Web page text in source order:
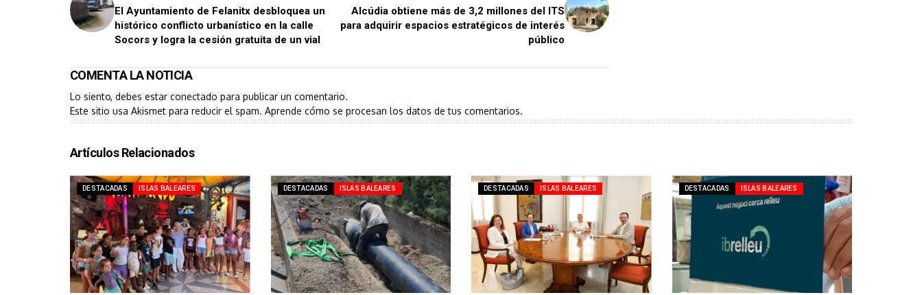
El Ayuntamiento de Felanitx desbloquea un
histórico conflicto urbanístico en la calle
Socors y logra la cesión gratuita de un vial
Alcúdia obtiene más de 3,2 millones del ITS
para adquirir espacios estratégicos de interés
público
COMENTA LA NOTICIA
Lo siento, debes estar conectado para publicar un comentario.
Este sitio usa Akismet para reducir el spam. Aprende cómo se procesan los datos de tus comentarios.
Artículos Relacionados
DESTACADAS ISLAS BALEARES DESTACADAS ISLAS BALEARES DESTACADAS ISLAS BALEARES DESTACADAS ISLAS BALEARES